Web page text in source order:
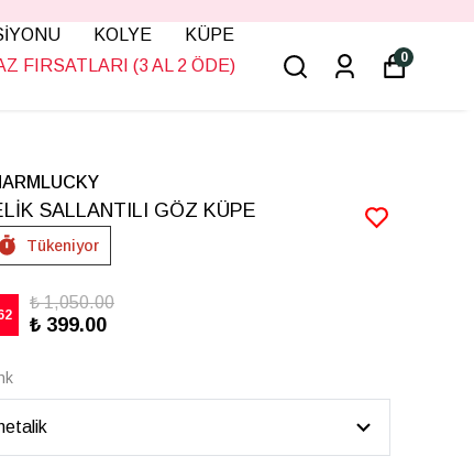
KOLYE
KÜPE
FIRSATLARI (3 AL 2 ÖDE)
0
SALLANTILI GÖZ KÜPE
Tükeniyor
₺ 1,050.00
₺ 399.00